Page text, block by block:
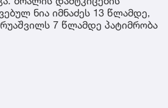
ნია იმნაძეს 13 წლამდე,
7 წლამდე პატიმრობა